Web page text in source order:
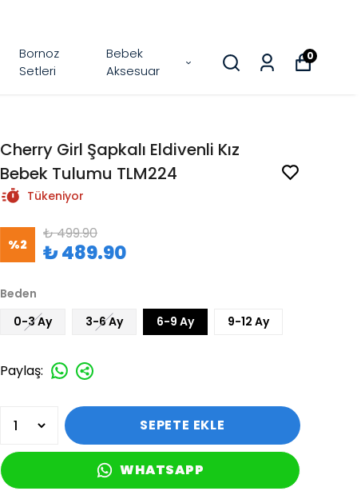
Bornoz
Setleri
Bebek
Aksesuar
0
Cherry Girl Şapkalı Eldivenli Kız
Bebek Tulumu TLM224
Tükeniyor
%2
₺ 499.90
₺ 489.90
Beden
0-3 Ay
3-6 Ay 6-9 Ay 9-12 Ay
Paylaş:
SEPETE EKLE
WHATSAPP